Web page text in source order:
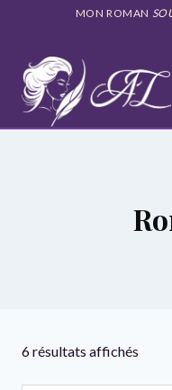
contenu
MON ROMAN
6 résultats affichés